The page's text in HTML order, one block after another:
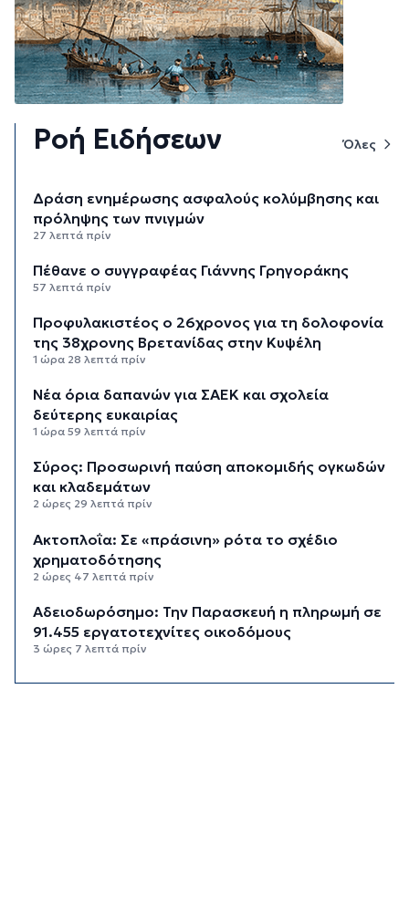
Ροή Ειδήσεων Όλες
Δράση ενημέρωσης ασφαλούς κολύμβησης και
πρόληψης των πνιγμών
27 λεπτά πρίν
Πέθανε ο συγγραφέας Γιάννης Γρηγοράκης
57 λεπτά πρίν
Προφυλακιστέος ο 26χρονος για τη δολοφονία
της 38χρονης Βρετανίδας στην Κυψέλη
1 ώρα 28 λεπτά πρίν
Νέα όρια δαπανών για ΣΑΕΚ και σχολεία
δεύτερης ευκαιρίας
1 ώρα 59 λεπτά πρίν
Σύρος: Προσωρινή παύση αποκομιδής ογκωδών
και κλαδεμάτων
2 ώρες 29 λεπτά πρίν
Aκτοπλοΐα: Σε «πράσινη» ρότα το σχέδιο
χρηματοδότησης
2 ώρες 47 λεπτά πρίν
Αδειοδωρόσημο: Την Παρασκευή η πληρωμή σε
91.455 εργατοτεχνίτες οικοδόμους
3 ώρες 7 λεπτά πρίν
Το εξωτικό φρούτο που καλλιεργείται μόνο σε